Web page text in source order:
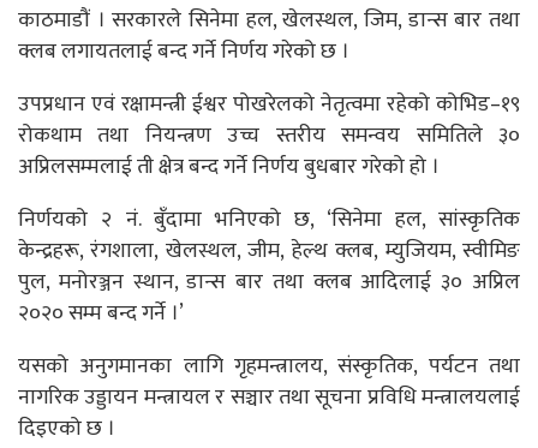
काठमाडौं । सरकारले सिनेमा हल, खेलस्थल, जिम, डान्स बार तथा
क्लब लगायतलाई बन्द गर्ने निर्णय गरेको छ ।
उपप्रधान एवं रक्षामन्त्री ईश्वर पोखरेलको नेतृत्वमा रहेको कोभिड–१९
रोकथाम तथा नियन्त्रण उच्च स्तरीय समन्वय समितिले ३०
अप्रिलसम्मलाई ती क्षेत्र बन्द गर्ने निर्णय बुधबार गरेको हो ।
निर्णयको २ नं. बुँदामा भनिएको छ, ‘सिनेमा हल, सांस्कृतिक
केन्द्रहरू, रंगशाला, खेलस्थल, जीम, हेल्थ क्लब, म्युजियम, स्वीमिङ
पुल, मनोरञ्जन स्थान, डान्स बार तथा क्लब आदिलाई ३० अप्रिल
२०२० सम्म बन्द गर्ने ।’
यसको अनुगमानका लागि गृहमन्त्रालय, संस्कृतिक, पर्यटन तथा
नागरिक उड्डायन मन्त्रायल र सञ्चार तथा सूचना प्रविधि मन्त्रालयलाई
दिइएको छ ।